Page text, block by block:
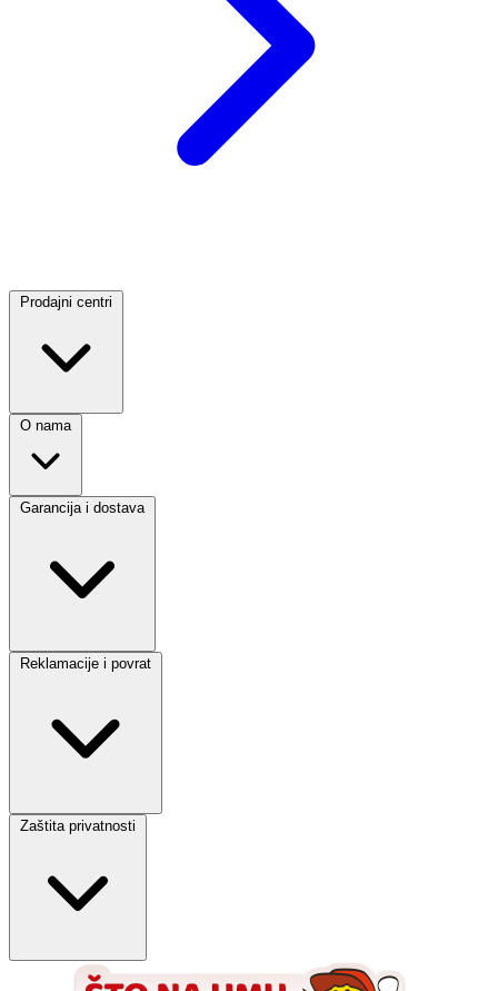
Prodajni centri
O nama
Garancija i dostava
Reklamacije i povrat
Zaštita privatnosti